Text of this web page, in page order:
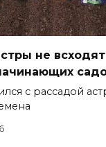
не
с рассадой